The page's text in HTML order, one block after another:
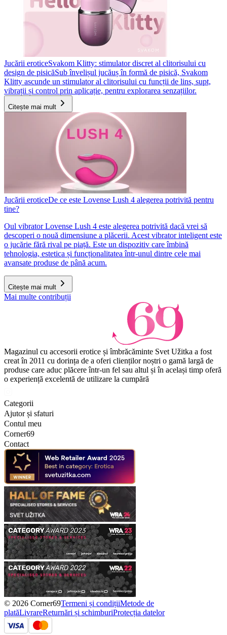
Jucării eroticeSvakom Klitty: stimulator discret al clitorisului cu
design de pisicăSub învelișul jucăuș în formă de pisică, Svakom
Klitty ascunde un stimulator al clitorisului cu funcții de lins, supt,
vibrații și control prin aplicație, pentru explorarea senzațiilor.
Citește mai mult
Jucării eroticeDe ce este Lovense Lush 4 alegerea potrivită pentru
tine?
Oul vibrator Lovense Lush 4 este alegerea potrivită dacă vrei să
descoperi o nouă dimensiune a plăcerii. Acest vibrator inteligent este
o jucărie fără rival pe piață. Este un dispozitiv care îmbină
tehnologia, estetica și funcționalitatea într-unul dintre cele mai
avansate produse de până acum.
Citește mai mult
Mai multe contribuții
Magazinul cu accesorii erotice și îmbrăcăminte Svet Užitka a fost
creat în 2011 cu dorința de a oferi clienților noștri o gamă largă de
produse care aduc plăcere într-un fel sau altul și în același timp oferă
o experiență excelentă de utilizare la cumpără
Categorii
Ajutor și sfaturi
Contul meu
Corner69
Contact
© 2026 Corner69Termeni și condițiiMetode de
platăLivrareReturnări și schimburiProtecția datelor